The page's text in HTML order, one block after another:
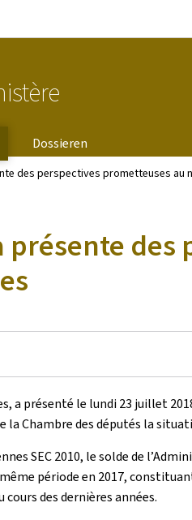
Dossieren
des perspectives prometteuses au
présente
a présenté le lundi 23 juillet
la Chambre des députés la
SEC 2010, le solde de
période en 2017,
des dernières années.